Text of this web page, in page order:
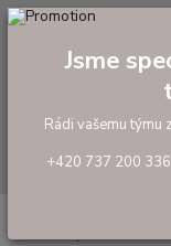
tel: +420 737 200 336
Brankářský set JOMA
Jsme
Rádi vašemu týmu
+420 737 200